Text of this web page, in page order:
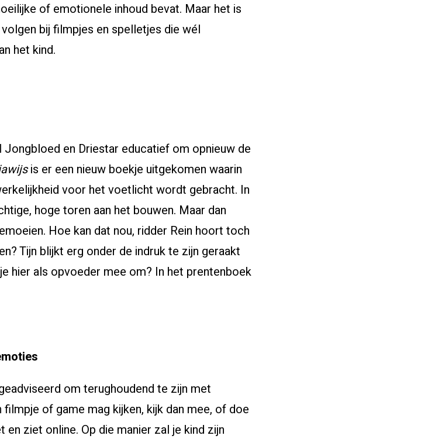
of emotionele inhoud bevat. Maar het is
bij filmpjes en spelletjes die wél
het kind.
en Driestar educatief om opnieuw de
is er een nieuw boekje uitgekomen waarin
voor het voetlicht wordt gebracht. In
hoge toren aan het bouwen. Maar dan
Hoe kan dat nou, ridder Rein hoort toch
Tijn blijkt erg onder de indruk te zijn geraakt
hier als opvoeder mee om? In het prentenboek
om terughoudend te zijn met
of game mag kijken, kijk dan mee, of doe
ziet online. Op die manier zal je kind zijn